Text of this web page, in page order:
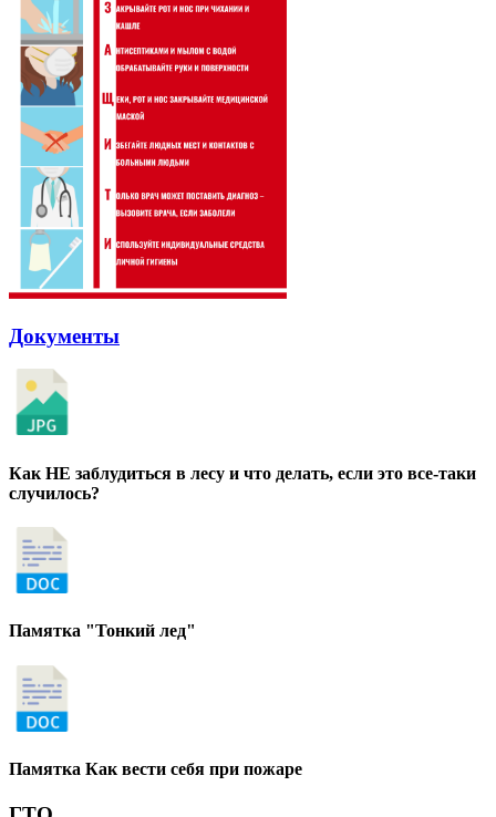
Документы
Как НЕ заблудиться в лесу и что делать, если это все-таки
случилось?
Памятка "Тонкий лед"
Памятка Как вести себя при пожаре